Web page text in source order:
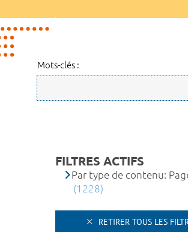
Mots-clés :
FILTRES ACTIFS
Par type de contenu:
(1228)
RETIRER TOUS LES